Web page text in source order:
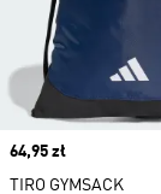
Price
64,95 zł
TIRO GYMSACK